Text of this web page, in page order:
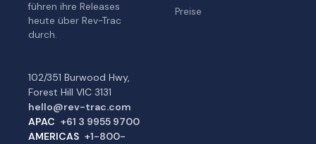
führen ihre Releases
heute über Rev-Trac
durch.
102/351 Burwood Hwy,
Forest Hill VIC 3131
hello@rev-trac.com
APAC +61 3 9955 9700
AMERICAS +1-800-
Preise